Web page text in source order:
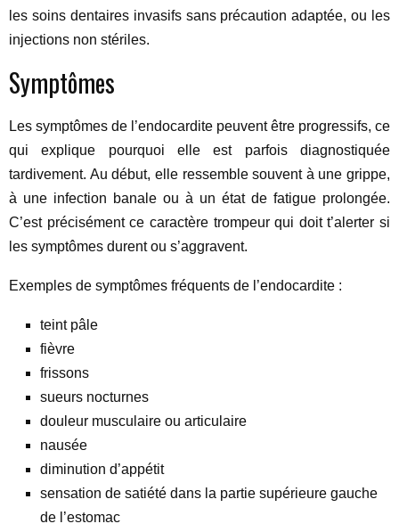
les soins dentaires invasifs sans précaution adaptée, ou les
injections non stériles.
Symptômes
Les symptômes de l’endocardite peuvent être progressifs, ce
qui explique pourquoi elle est parfois diagnostiquée
tardivement. Au début, elle ressemble souvent à une grippe,
à une infection banale ou à un état de fatigue prolongée.
C’est précisément ce caractère trompeur qui doit t’alerter si
les symptômes durent ou s’aggravent.
Exemples de symptômes fréquents de l’endocardite :
teint pâle
fièvre
frissons
sueurs nocturnes
douleur musculaire ou articulaire
nausée
diminution d’appétit
sensation de satiété dans la partie supérieure gauche
de l’estomac